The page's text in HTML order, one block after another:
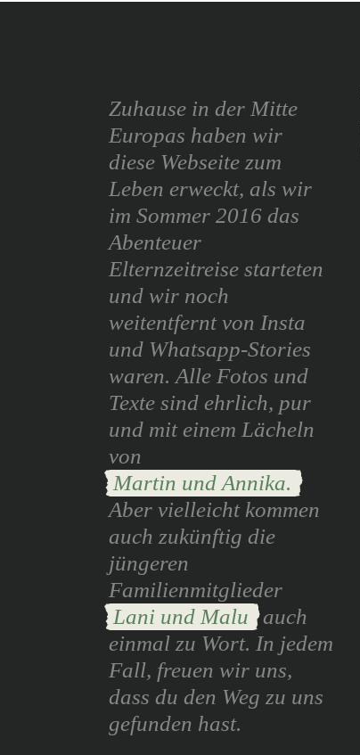
Zuhause in der Mitte
Europas haben wir
diese Webseite zum
Leben erweckt, als wir
im Sommer 2016 das
Abenteuer
Elternzeitreise starteten
und wir noch
weitentfernt von Insta
und Whatsapp-Stories
waren. Alle Fotos und
Texte sind ehrlich, pur
und mit einem Lächeln
von
Martin und Annika.
Aber vielleicht kommen
auch zukünftig die
jüngeren
Familienmitglieder
Lani und Malu auch
einmal zu Wort. In jedem
Fall, freuen wir uns,
dass du den Weg zu uns
gefunden hast.